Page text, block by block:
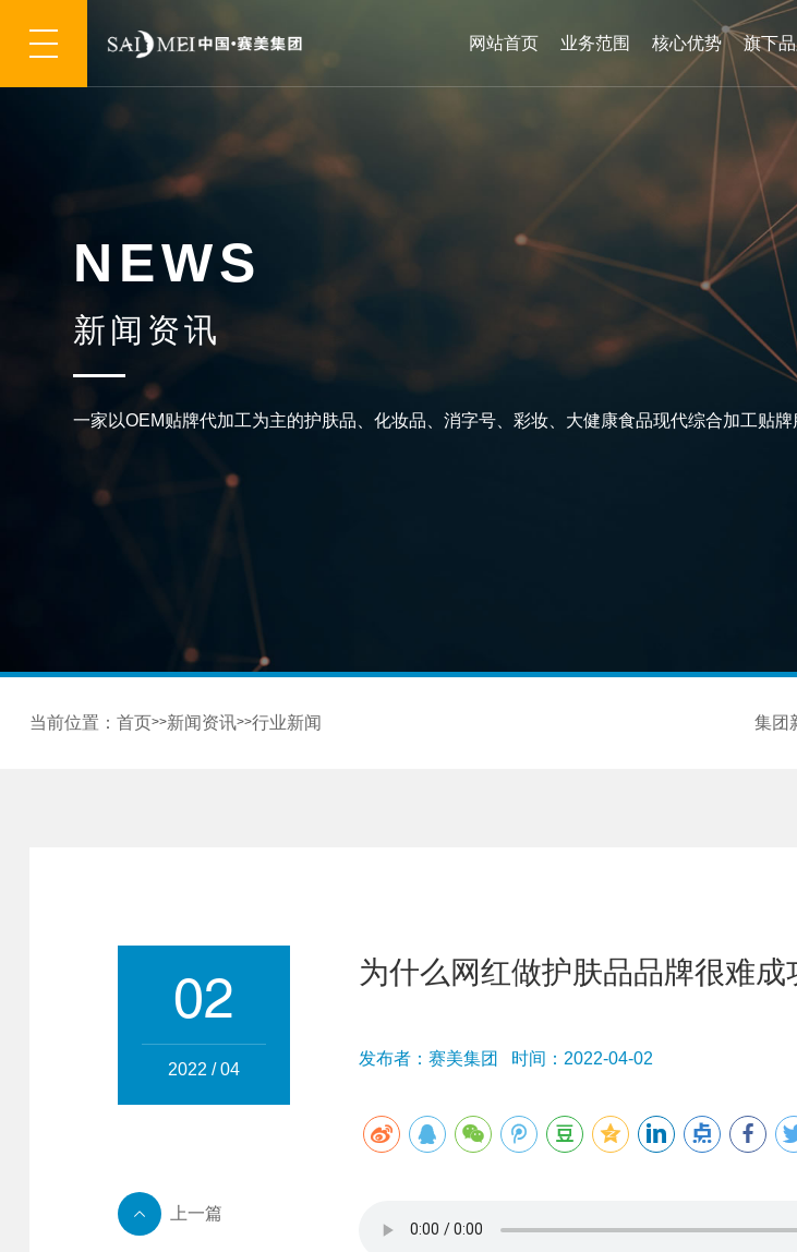
网站首页 业务范围 核心优势 旗下
N EWS
新 闻 资讯
一家 以OEM贴牌代加工为主的护肤品 、化妆品 、消字号 、彩妆 大健康食品现代综合加工贴牌
当前位置： 首页>>新闻资讯>>行业新闻 集团
02
2022 / 04
 上一篇
为什么网红做护肤品品牌很难成
发布者：赛美集团 时间：2022-04-02